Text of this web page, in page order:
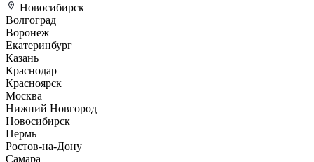
Новосибирск
Волгоград
Воронеж
Екатеринбург
Казань
Краснодар
Красноярск
Москва
Нижний Новгород
Новосибирск
Пермь
Ростов-на-Дону
Самара